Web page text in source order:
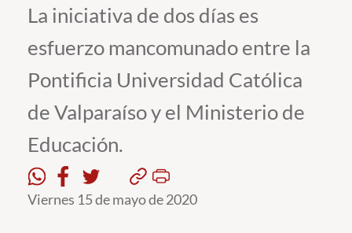
Admisión
Pregrado
Postgrado
Formación Continua
Estudiantes
La iniciativa de dos días es
esfuerzo mancomunado entre la
Pontificia Universidad Católica
de Valparaíso y el Ministerio de
Educación.
Viernes 15 de mayo de 2020